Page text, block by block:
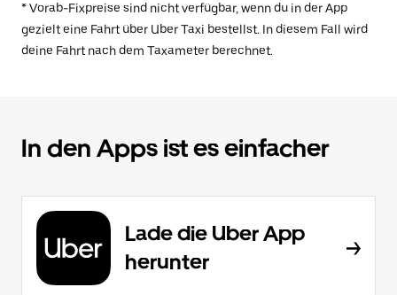
* Vorab-Fixpreise sind nicht verfügbar, wenn du in der App
gezielt eine Fahrt über Uber Taxi bestellst. In diesem Fall wird
deine Fahrt nach dem Taxameter berechnet.
In den Apps ist es einfacher
Lade die Uber App
herunter